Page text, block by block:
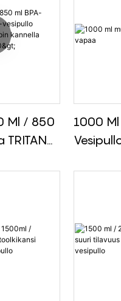
Ml / 850
TRITAN
1000